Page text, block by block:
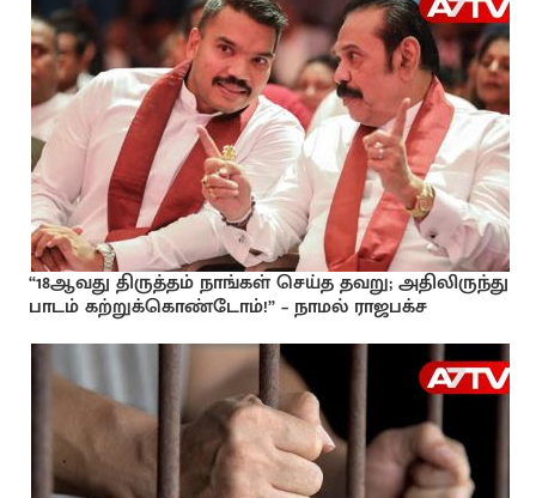
“18ஆவது திருத்தம் நாங்கள் செய்த தவறு; அதிலிருந்து
பாடம் கற்றுக்கொண்டோம்!” – நாமல் ராஜபக்ச